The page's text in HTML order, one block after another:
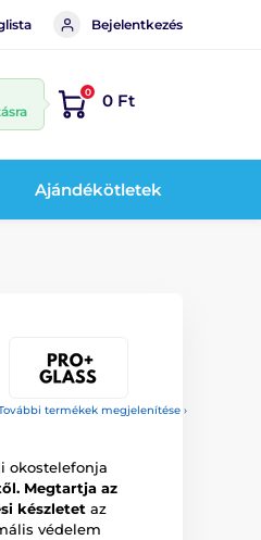
Bejelentkezés
0 0 Ft
Ajándékötletek
termékek megjelenítése ›
okostelefonja
Megtartja az
készletet az
védelem